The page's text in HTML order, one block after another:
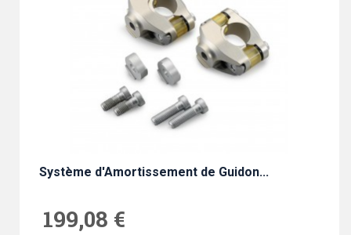
Système d'Amortissement de Guidon...
199,08 €